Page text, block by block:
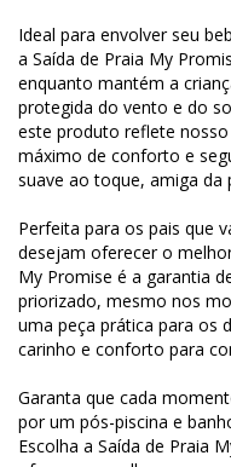
Ideal para envolver seu
a Saída de Praia My
enquanto mantém a
protegida do vento e do
este produto reflete
máximo de conforto e
suave ao toque, amiga da
Perfeita para os pais que
desejam oferecer o
My Promise é a garantia
priorizado, mesmo nos
uma peça prática para os
carinho e conforto para
Garanta que cada
por um pós-piscina e
Escolha a Saída de Praia